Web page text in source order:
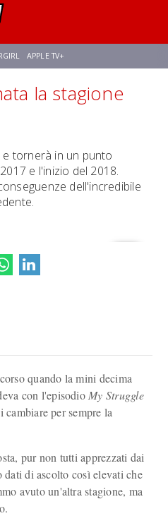
APPLE TV+
STAR TREK AVENGERS: DOOMSDAY
la stagione
tornerà in un punto
e l'inizio del 2018.
dell'incredibile
quando la mini decima
con l'episodio My Struggle
per sempre la
pur non tutti apprezzati dai
di ascolto così elevati che
avuto un'altra stagione, ma